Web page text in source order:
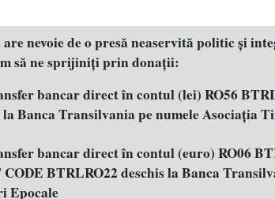
nevoie de o presă neaservită politic şi
să ne sprijiniţi prin donaţii:
bancar direct în contul (lei) RO56
la Banca Transilvania pe numele Asociația
bancar direct în contul (euro) RO06
BTRLRO22 deschis la Banca
Epocale